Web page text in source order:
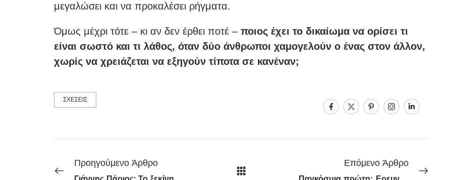
μεγαλώσει και να προκαλέσει ρήγματα.
Όμως μέχρι τότε – κι αν δεν έρθει ποτέ – ποιος έχει το δικαίωμα να ορίσει τι
είναι σωστό και τι λάθος, όταν δύο άνθρωποι χαμογελούν ο ένας στον άλλον,
χωρίς να χρειάζεται να εξηγούν τίποτα σε κανέναν;
ΣΧΕΣΕΙΣ
Προηγούμενο Άρθρο Επόμενο Άρθρο